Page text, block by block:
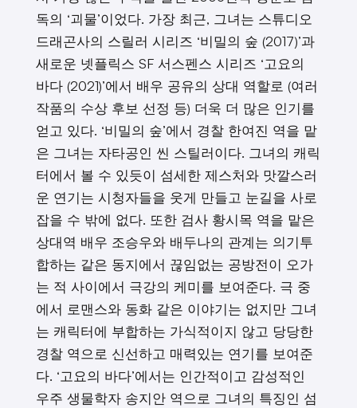
독의 ‘괴물’이었다. 가장 최근, 그녀는 스튜디오
드래곤사의 스릴러 시리즈 ‘비밀의 숲 (2017)’과
새로운 넷플릭스 SF 서스펜스 시리즈 ‘고요의
바다 (2021)’에서 배우 공유의 상대 역할로 (여러
작품의 수상 후보 선정 등) 더욱 더 많은 인기를
얻고 있다. ‘비밀의 숲’에서 경찰 한여진 역을 맡
은 그녀는 자타공인 씬 스틸러이다. 그녀의 캐릭
터에서 볼 수 있듯이 섬세한 제스처와 맛깔스러
운 연기는 시청자들을 웃게 만들고 눈길을 사로
잡을 수 밖에 없다. 또한 검사 황시목 역을 맡은
상대역 배우 조승우와 배두나의 관계는 의기투
합하는 같은 동지에서 끊임없는 공방전이 오가
는 적 사이에서 극강의 케미를 보여준다. 극 중
에서 로맨스와 동화 같은 이야기는 없지만 그녀
는 캐릭터에 부합하는 가식적이지 않고 당당한
경찰 역으로 신선하고 매력있는 연기를 보여준
다. ‘고요의 바다’에서는 인간적이고 감성적인
우주 생물학자 송지안 역으로 그녀의 특징인 섬